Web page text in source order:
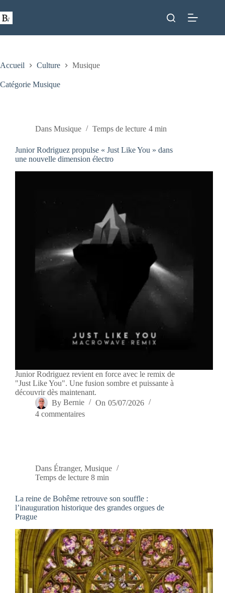
au
contenu
Accueil Culture Musique
Catégorie Musique
Dans Musique Temps de lecture 4 min
Junior Rodriguez propulse « Just Like You » dans
une nouvelle dimension électro
Junior Rodriguez revient en force avec le remix de
"Just Like You". Une fusion sombre et puissante à
découvrir dès maintenant.
By Bernie On 05/07/2026
4 commentaires
Dans Étranger,Musique
Temps de lecture 8 min
La reine de Bohême retrouve son souffle :
l’inauguration historique des grandes orgues de
Prague